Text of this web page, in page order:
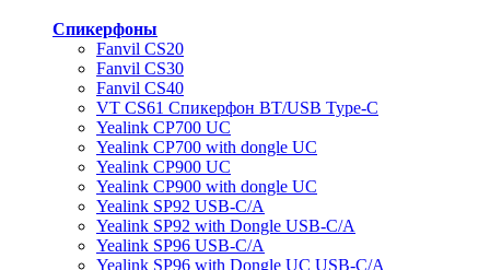
Спикерфоны
Fanvil CS20
Fanvil CS30
Fanvil CS40
VT CS61 Cпикерфон BT/USB Type-C
Yealink CP700 UC
Yealink CP700 with dongle UC
Yealink CP900 UC
Yealink CP900 with dongle UC
Yealink SP92 USB-C/A
Yealink SP92 with Dongle USB-C/A
Yealink SP96 USB-C/A
Yealink SP96 with Dongle UC USB-C/A